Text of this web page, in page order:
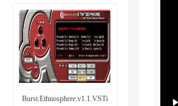
Burst.Ethnosphere.v1.1.VSTi